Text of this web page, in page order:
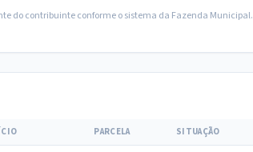
do contribuinte conforme o sistema da Fazenda Municipal.
PARCELA SITUAÇÃO